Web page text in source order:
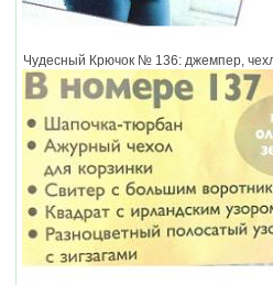
Чудесный Крючок № 136: джемпер,